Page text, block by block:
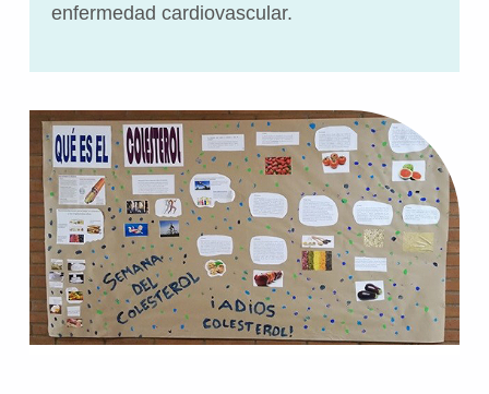
enfermedad cardiovascular.